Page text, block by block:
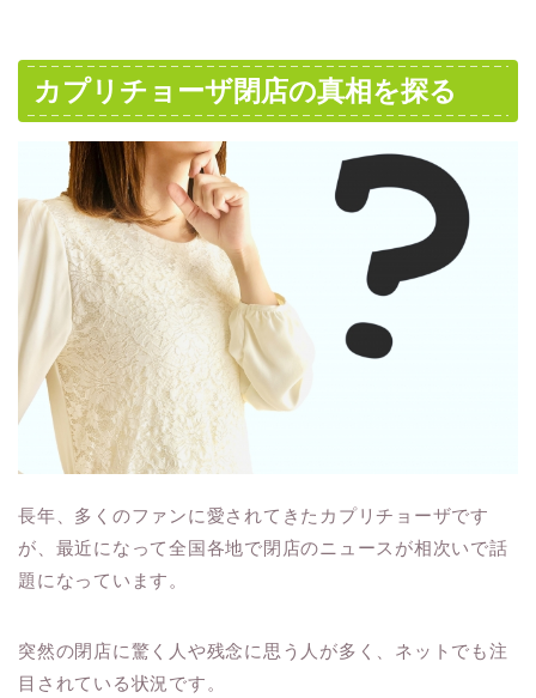
カプリチョーザ閉店の真相を探る
長年、多くのファンに愛されてきたカプリチョーザです
が、最近になって全国各地で閉店のニュースが相次いで話
題になっています。
突然の閉店に驚く人や残念に思う人が多く、ネットでも注
目されている状況です。